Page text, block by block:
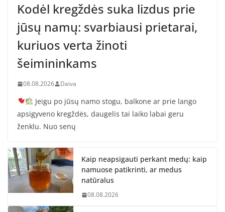
Kodėl kregždės suka lizdus prie
jūsų namų: svarbiausi prietarai,
kuriuos verta žinoti
šeimininkams
08.08.2026 Daiva
Jeigu po jūsų namo stogu, balkone ar prie lango
apsigyveno kregždės, daugelis tai laiko labai geru
ženklu. Nuo senų
Kaip neapsigauti perkant medų: kaip
namuose patikrinti, ar medus
natūralus
08.08.2026